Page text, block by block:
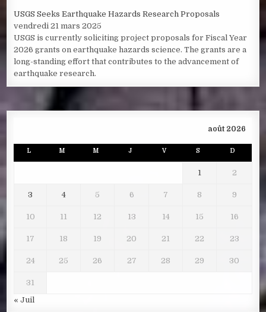
USGS Seeks Earthquake Hazards Research Proposals
vendredi 21 mars 2025
USGS is currently soliciting project proposals for Fiscal Year
2026 grants on earthquake hazards science. The grants are a
long-standing effort that contributes to the advancement of
earthquake research.
août 2026
L M M J V S D
1 2
3 4 5 6 7 8 9
10 11 12 13 14 15 16
17 18 19 20 21 22 23
24 25 26 27 28 29 30
31
« Juil